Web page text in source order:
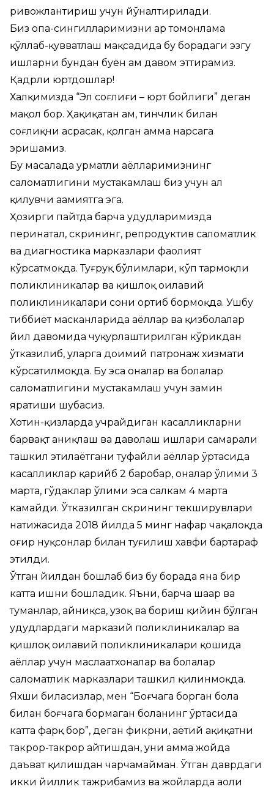
ривожлантириш учун йўналтирилади.
Биз опа-сингилларимизни ҳар томонлама
қўллаб-қувватлаш мақсадида бу борадаги эзгу
ишларни бундан буён ҳам давом эттирамиз.
Қадрли юртдошлар!
Халқимизда “Эл соғлиғи – юрт бойлиги” деган
мақол бор. Ҳақиқатан ҳам, тинчлик билан
соғлиқни асрасак, қолган ҳамма нарсага
эришамиз.
Бу масалада ҳурматли аёлларимизнинг
саломатлигини мустаҳкамлаш биз учун ҳал
қилувчи аҳамиятга эга.
Ҳозирги пайтда барча ҳудудларимизда
перинатал, скрининг, репродуктив саломатлик
ва диагностика марказлари фаолият
кўрсатмоқда. Туғруқ бўлимлари, кўп тармоқли
поликлиникалар ва қишлоқ оилавий
поликлиникалари сони ортиб бормоқда. Ушбу
тиббиёт масканларида аёллар ва қизболалар
йил давомида чуқурлаштирилган кўрикдан
ўтказилиб, уларга доимий патронаж хизмати
кўрсатилмоқда. Бу эса оналар ва болалар
саломатлигини мустаҳкамлаш учун замин
яратиши шубҳасиз.
Хотин-қизларда учрайдиган касалликларни
барвақт аниқлаш ва даволаш ишлари самарали
ташкил этилаётгани туфайли аёллар ўртасида
касалликлар қарийб 2 баробар, оналар ўлими 3
марта, гўдаклар ўлими эса салкам 4 марта
камайди. Ўтказилган скрининг текширувлари
натижасида 2018 йилда 5 минг нафар чақалоқда
оғир нуқсонлар билан туғилиш хавфи бартараф
этилди.
Ўтган йилдан бошлаб биз бу борада яна бир
катта ишни бошладик. Яъни, барча шаҳар ва
туманлар, айниқса, узоқ ва бориш қийин бўлган
ҳудудлардаги марказий поликлиникалар ва
қишлоқ оилавий поликлиникалари қошида
аёллар учун маслаҳатхоналар ва болалар
саломатлик марказлари ташкил қилинмоқда.
Яхши биласизлар, мен “Боғчага борган бола
билан боғчага бормаган боланинг ўртасида
катта фарқ бор”, деган фикрни, ҳаётий ҳақиқатни
такрор-такрор айтишдан, уни ҳамма жойда
даъват қилишдан чарчамайман. Ўтган даврдаги
икки йиллик тажрибамиз ва жойларда аҳоли